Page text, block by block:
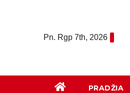
Pn. Rgp 7th, 2026
PRADŽIA